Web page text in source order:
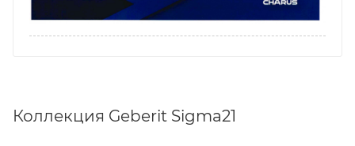
Коллекция Geberit Sigma21